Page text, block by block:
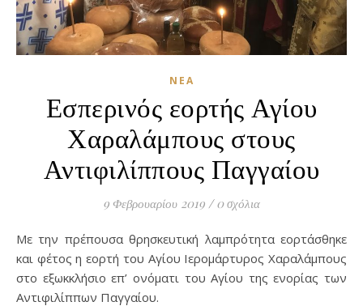
ΝΈΑ
Εσπερινός εορτής Αγίου
Χαραλάμπους στους
Αντιφιλίππους Παγγαίου
9 Φεβρουαρίου 2019 / 0 σχόλια
Με την πρέπουσα θρησκευτική λαμπρότητα εορτάσθηκε
και φέτος η εορτή του Αγίου Ιερομάρτυρος Χαραλάμπους
στο εξωκκλήσιο επ’ ονόματι του Αγίου της ενορίας των
Αντιφιλίππων Παγγαίου.